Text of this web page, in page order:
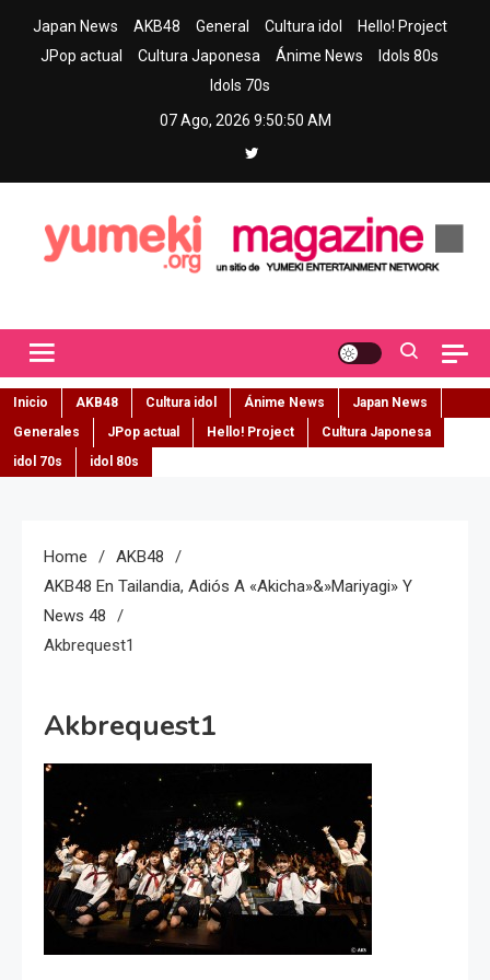
Japan News AKB48 General Cultura idol
Hello! Project
JPop actual
Cultura Japonesa Ánime News
Idols 80s
Idols 70s
07 Ago, 2026 9:50:51 AM
Inicio AKB48 Cultura idol Ánime News
Japan News
Generales
JPop actual Hello! Project
Cultura Japonesa
idol 70s
idol 80s
Home
AKB48
AKB48 En Tailandia, Adiós A «Akicha»&»Mariyagi» Y
News 48
Akbrequest1
Akbrequest1